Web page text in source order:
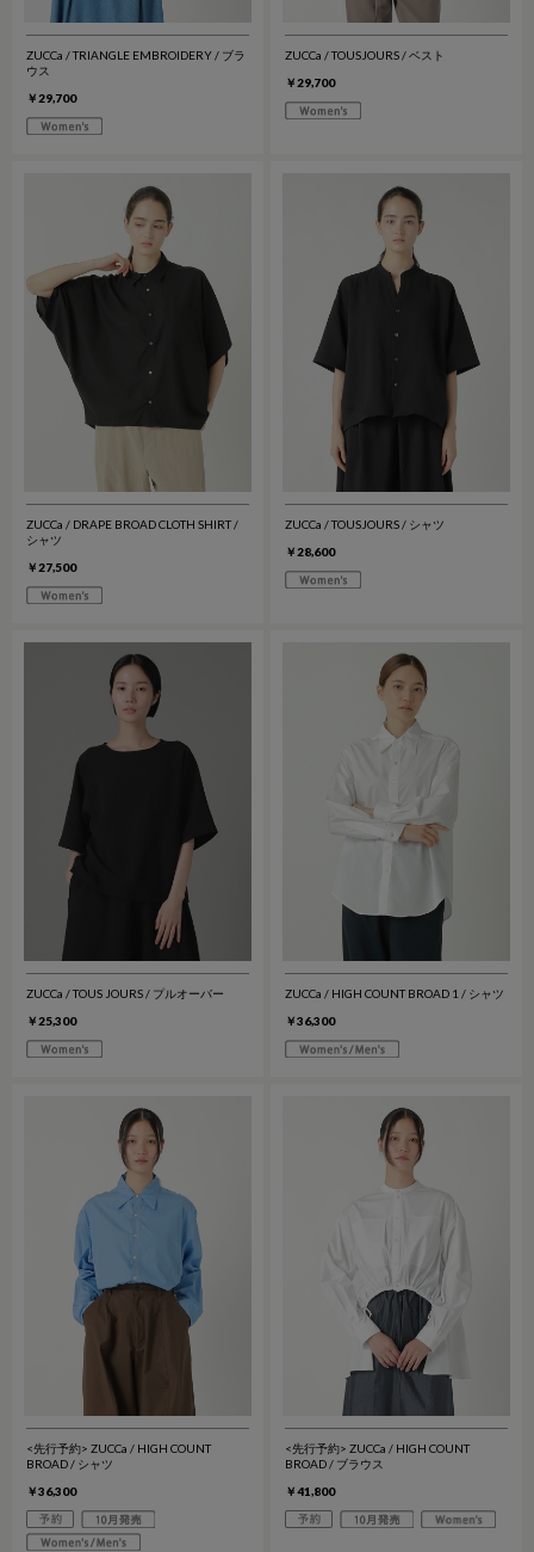
ZUCCa / TRIANGLE EMBROIDERY / ブラ
ウス
￥29,700
ZUCCa / TOUSJOURS / ベスト
￥29,700
ZUCCa / DRAPE BROAD CLOTH SHIRT /
シャツ
￥27,500
ZUCCa / TOUSJOURS / シャツ
￥28,600
ZUCCa / TOUS JOURS / プルオーバー
￥25,300
ZUCCa / HIGH COUNT BROAD 1 / シャツ
￥36,300
<先行予約> ZUCCa / HIGH COUNT
BROAD / シャツ
￥36,300
<先行予約> ZUCCa / HIGH COUNT
BROAD / ブラウス
￥41,800